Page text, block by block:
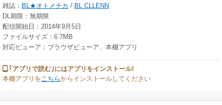
雑誌： BL★オトメチカ / BL CLLENN
DL期限：無期限
配信開始日：2014年9月5日
ファイルサイズ：6.7MB
対応ビューア：ブラウザビューア、本棚アプリ
｢アプリで読む｣にはアプリをインストール!
本棚アプリを こちらからインストールしてください